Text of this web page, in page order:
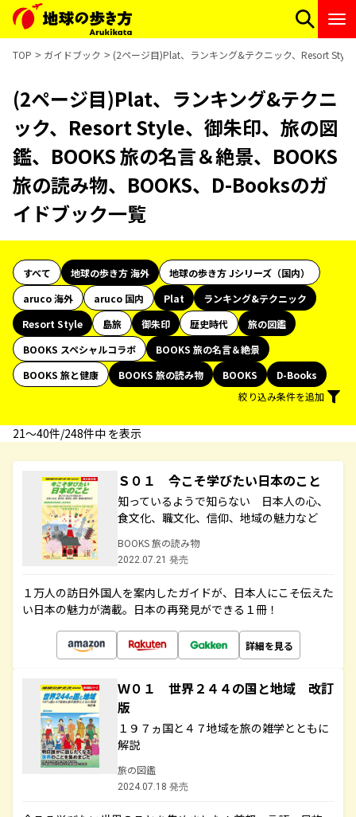
TOP ガイドブック (2ページ目)Plat、ランキング&テクニック、Resort
(2ページ目)Plat、ランキング&テクニ
ック、Resort Style、御朱印、旅の図
鑑、BOOKS 旅の名言＆絶景、BOOKS
旅の読み物、BOOKS、D-Booksのガ
イドブック一覧
すべて 地球の歩き方 海外
地球の歩き方 Jシリーズ（国内）
aruco 海外
aruco 国内 Plat
ランキング&テクニック
Resort Style
島旅 御朱印 歴史時代
旅の図鑑
BOOKS スペシャルコラボ
BOOKS 旅の名言＆絶景
BOOKS 旅と健康
BOOKS 旅の読み物 BOOKS
D-Books
絞り込み条件を追加
21〜40件/248件中 を表示
Ｓ０１ 今こそ学びたい日本のこと
知っているようで知らない 日本人の心、
食文化、職文化、信仰、地域の魅力など
BOOKS 旅の読み物
2022.07.21 発売
１万人の訪日外国人を案内したガイドが、日本人にこそ伝えた
い日本の魅力が満載。日本の再発見ができる１冊！
詳細を見る
Ｗ０１ 世界２４４の国と地域 改訂
版
１９７ヵ国と４７地域を旅の雑学とともに
解説
旅の図鑑
2024.07.18 発売